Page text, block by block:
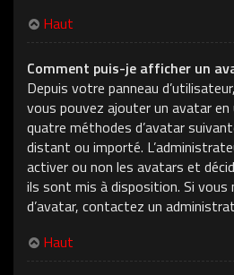
Haut
Comment puis-je afficher un
Depuis votre panneau
vous pouvez ajouter un avatar en
quatre méthodes d’avatar
distant ou importé.
activer ou non les avatars et
ils sont mis à disposition. Si vous
d’avatar, contactez un
Haut